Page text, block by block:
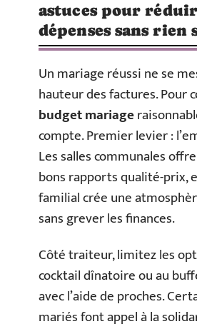
astuces pour
dépenses sans
Un mariage réussi ne se
hauteur des factures. Pour
budget mariage
compte. Premier levier :
Les salles communales
bons rapports qualité-prix,
familial crée une
sans grever les finances.
Côté traiteur, limitez les
cocktail dînatoire ou au
avec l’aide de proches.
mariés font appel à la